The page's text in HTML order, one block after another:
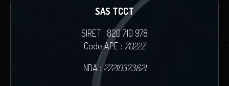
SAS TCCT
SIRET : 820 710 978
Code APE : 7022Z
NDA :27210373621